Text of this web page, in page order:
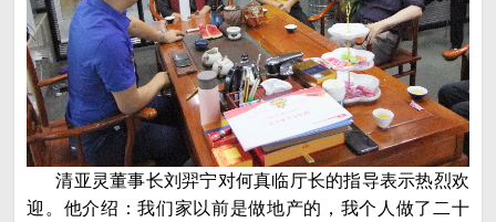
清亚灵董事长刘羿宁对何真临厅长的指导表示热烈欢
迎。他介绍：我们家以前是做地产的，我个人做了二十